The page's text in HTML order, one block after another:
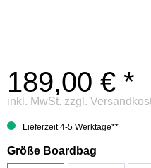
189,00 € *
inkl. MwSt. zzgl.
Lieferzeit 4-5 Werktage**
Größe Boardbag